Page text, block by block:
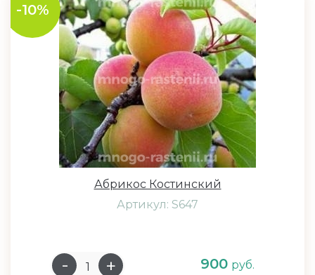
-10%
Абрикос Костинский
Артикул: S647
900 руб.